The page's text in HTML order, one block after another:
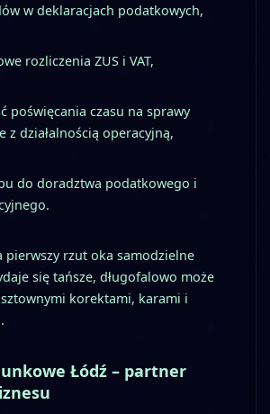
w deklaracjach podatkowych,
rozliczenia ZUS i VAT,
poświęcania czasu na sprawy
z działalnością operacyjną,
do doradztwa podatkowego i
pierwszy rzut oka samodzielne
się tańsze, długofalowo może
korektami, karami i
Łódź – partner